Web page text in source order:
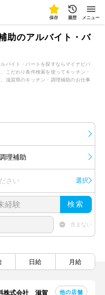
保存 履歴 メニュー
助のアルバイト・バ
バイト・パートを探すならマイナビバ
こだわり条件検索を使ってキッチン・
滋賀県のキッチン・調理補助のお仕事
理補助
さい 選択
検索
含まない
日給 月給
株式会社 滋賀
他の店舗